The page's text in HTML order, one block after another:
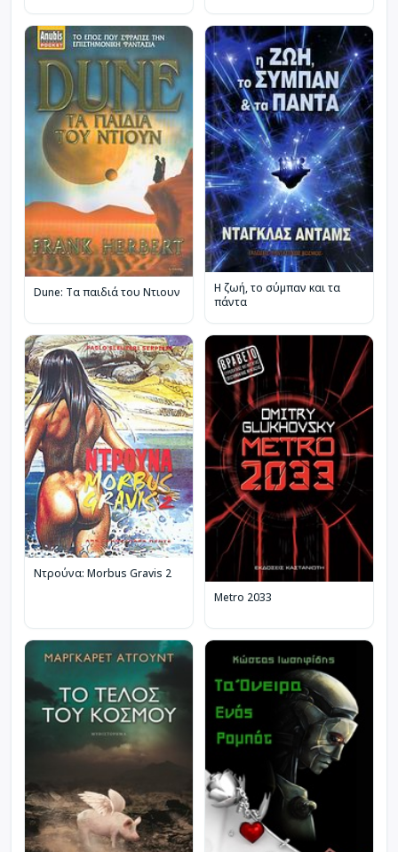
Dune: Τα παιδιά του Ντιουν
Η ζωή, το σύμπαν και τα
πάντα
Ντρούνα: Morbus Gravis 2
Metro 2033